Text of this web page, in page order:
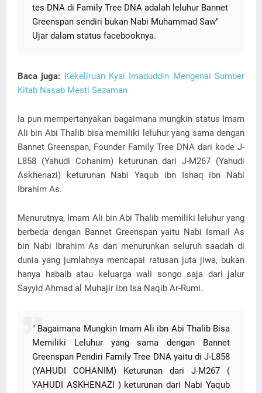
tes DNA di Family Tree DNA adalah leluhur Bannet
Greenspan sendiri bukan Nabi Muhammad Saw"
Ujar dalam status facebooknya.
Baca juga: Kekeliruan Kyai Imaduddin Mengenai Sumber
Kitab Nasab Mesti Sezaman
Ia pun mempertanyakan bagaimana mungkin status Imam
Ali bin Abi Thalib bisa memiliki leluhur yang sama dengan
Bannet Greenspan, Founder Family Tree DNA dari kode J-
L858 (Yahudi Cohanim) keturunan dari J-M267 (Yahudi
Askhenazi) keturunan Nabi Yaqub ibn Ishaq ibn Nabi
Ibrahim As.
Menurutnya, Imam Ali bin Abi Thalib memiliki leluhur yang
berbeda dengan Bannet Greenspan yaitu Nabi Ismail As
bin Nabi Ibrahim As dan menurunkan seluruh saadah di
dunia yang jumlahnya mencapai ratusan juta jiwa, bukan
hanya habaib atau keluarga wali songo saja dari jalur
Sayyid Ahmad al Muhajir ibn Isa Naqib Ar-Rumi.
" Bagaimana Mungkin Imam Ali ibn Abi Thalib Bisa
Memiliki Leluhur yang sama dengan Bannet
Greenspan Pendiri Family Tree DNA yaitu di J-L858
(YAHUDI COHANIM) Keturunan dari J-M267 (
YAHUDI ASKHENAZI ) keturunan dari Nabi Yaqub